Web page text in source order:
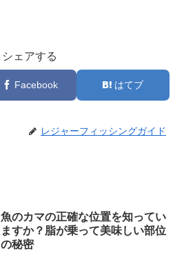
シェアする
Facebook はてブ
レジャーフィッシングガイド
魚のカマの正確な位置を知ってい
ますか？脂が乗って美味しい部位
の秘密